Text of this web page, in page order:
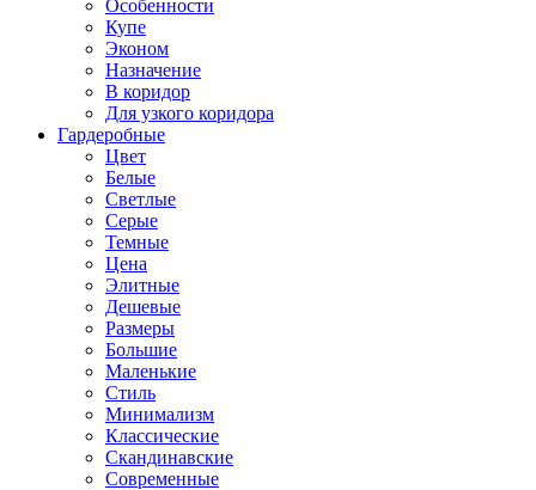
Особенности
Купе
Эконом
Назначение
В коридор
Для узкого коридора
Гардеробные
Цвет
Белые
Светлые
Серые
Темные
Цена
Элитные
Дешевые
Размеры
Большие
Маленькие
Стиль
Минимализм
Классические
Скандинавские
Современные